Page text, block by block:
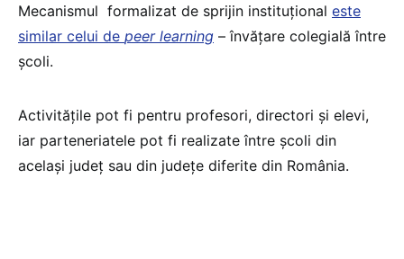
Mecanismul formalizat de sprijin instituțional este
similar celui de peer learning – învățare colegială între
școli.
Activitățile pot fi pentru profesori, directori și elevi,
iar parteneriatele pot fi realizate între școli din
același județ sau din județe diferite din România.